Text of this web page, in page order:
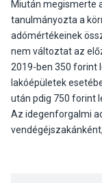
Miután megismerte
tanulmányozta a
adómértékeinek
nem változtat az
2019-ben 350 forint
lakóépületek
után pdig 750 forint
Az idegenforgalmi